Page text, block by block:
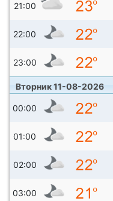
21:00
22:00
23:00
Вторник 11-08-2026
00:00
01:00
02:00
03:00